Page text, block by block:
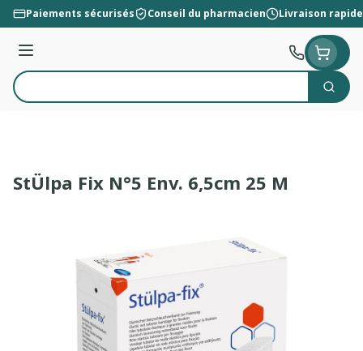
Aller au contenu
Paiements sécurisés Conseil du pharmacien Livraison rapide
Menu
Rechercher
StÜlpa Fix N°5 Env. 6,5cm 25 M